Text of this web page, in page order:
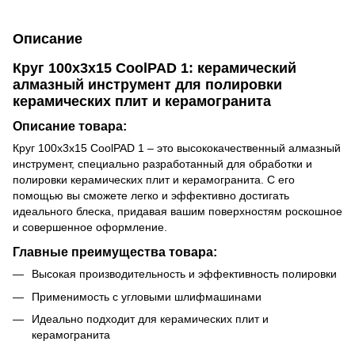
Описание
Круг 100x3x15 CoolPAD 1: керамический
алмазный инструмент для полировки
керамических плит и керамогранита
Описание товара:
Круг 100x3x15 CoolPAD 1 – это высококачественный алмазный
инструмент, специально разработанный для обработки и
полировки керамических плит и керамогранита. С его
помощью вы сможете легко и эффективно достигать
идеального блеска, придавая вашим поверхностям роскошное
и совершенное оформление.
Главные преимущества товара:
Высокая производительность и эффективность полировки
Применимость с угловыми шлифмашинами
Идеально подходит для керамических плит и
керамогранита